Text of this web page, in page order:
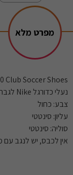
מפרט מלא
Club Soccer Shoes
נעלי כדורגל Nike לגברים Tiempo Legend 10 Club
צבע: כחול
עליון: סינטטי
סוליה: סינטטי
אין לכבס, יש לנגב